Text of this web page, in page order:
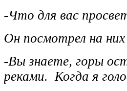
-Что для вас
Он посмотрел на
-Вы знаете, горы
реками. Когда я